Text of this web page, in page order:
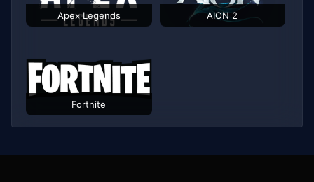
Apex Legends AION 2
Fortnite